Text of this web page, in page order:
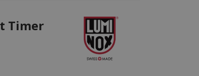
Timer